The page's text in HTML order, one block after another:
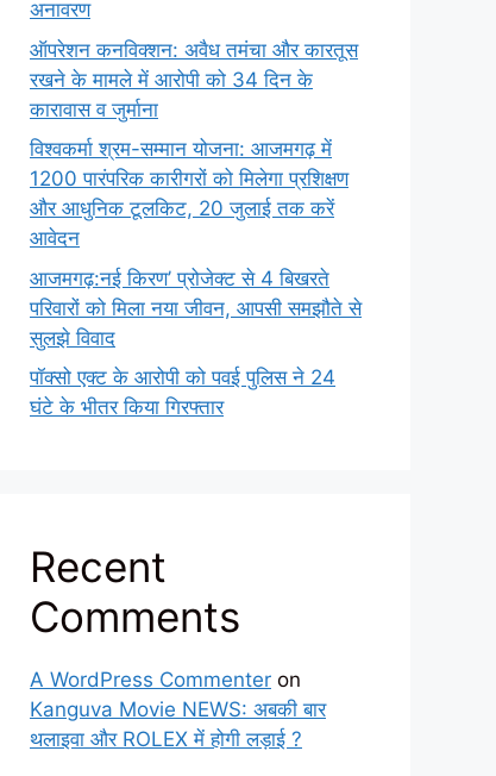
अनावरण
ऑपरेशन कनविक्शन: अवैध तमंचा और कारतूस
रखने के मामले में आरोपी को 34 दिन के
कारावास व जुर्माना
विश्वकर्मा श्रम-सम्मान योजना: आजमगढ़ में
1200 पारंपरिक कारीगरों को मिलेगा प्रशिक्षण
और आधुनिक टूलकिट, 20 जुलाई तक करें
आवेदन
आजमगढ़:नई किरण’ प्रोजेक्ट से 4 बिखरते
परिवारों को मिला नया जीवन, आपसी समझौते से
सुलझे विवाद
पॉक्सो एक्ट के आरोपी को पवई पुलिस ने 24
घंटे के भीतर किया गिरफ्तार
Recent
Comments
A WordPress Commenter on
Kanguva Movie NEWS: अबकी बार
थलाइवा और ROLEX में होगी लड़ाई ?